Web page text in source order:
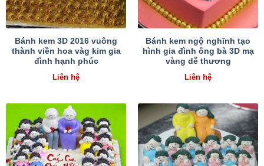
Bánh kem 3D 2016 vuông
thành viền hoa vàg kim gia
đình hạnh phúc
Liên hệ
Bánh kem ngộ nghĩnh tạo
hình gia đình ông bà 3D mạ
vàng dễ thương
Liên hệ